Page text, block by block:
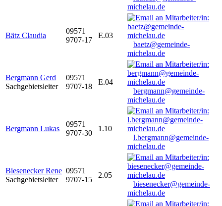
michelau.de
Bätz Claudia
09571
9707-17
E.03
baetz@gemeinde-
michelau.de
Bergmann Gerd
Sachgebietsleiter
09571
9707-18
E.04
bergmann@gemeinde-
michelau.de
Bergmann Lukas
09571
9707-30
1.10
l.bergmann@gemeinde-
michelau.de
Biesenecker Rene
Sachgebietsleiter
09571
9707-15
2.05
biesenecker@gemeinde-
michelau.de